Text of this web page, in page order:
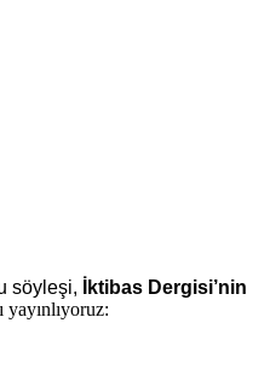
söyleşi,
İktibas Dergisi’nin
yayınlıyoruz: